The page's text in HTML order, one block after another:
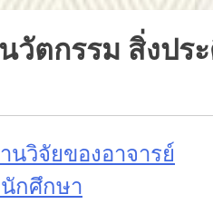
วัตกรรม สิ่งปร
นวิจัยของอาจารย์
กศึกษา